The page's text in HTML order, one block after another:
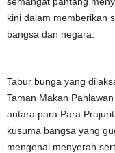
kini dalam memberikan
bangsa dan negara.
Tabur bunga yang
Taman Makan
antara para Para
kusuma bangsa yang
mengenal menyerah